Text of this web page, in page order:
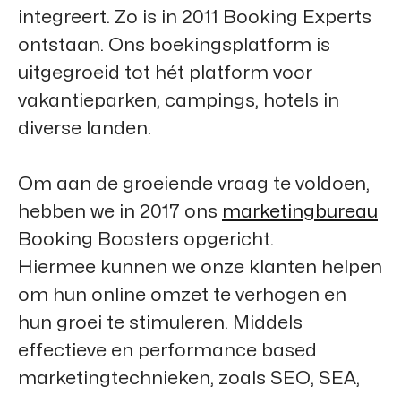
integreert. Zo is in 2011 Booking Experts
ontstaan. Ons boekingsplatform is
uitgegroeid tot hét platform voor
vakantieparken, campings, hotels in
diverse landen.
Om aan de groeiende vraag te voldoen,
hebben we in 2017 ons marketingbureau
Booking Boosters opgericht.
Hiermee kunnen we onze klanten helpen
om hun online omzet te verhogen en
hun groei te stimuleren. Middels
effectieve en performance based
marketingtechnieken, zoals SEO, SEA,